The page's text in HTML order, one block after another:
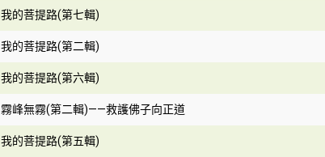
我的菩提路(第七輯)
我的菩提路(第二輯)
我的菩提路(第六輯)
霧峰無霧(第二輯)——救護佛子向正道
我的菩提路(第五輯)